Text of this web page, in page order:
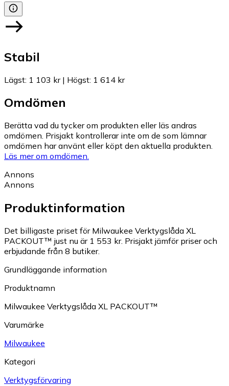
Stabil
Lägst: 1 103 kr| Högst: 1 614 kr
Omdömen
Berätta vad du tycker om produkten eller läs andras
omdömen. Prisjakt kontrollerar inte om de som lämnar
omdömen har använt eller köpt den aktuella produkten.
Läs mer om omdömen.
Annons
Annons
Produktinformation
Det billigaste priset för Milwaukee Verktygslåda XL
PACKOUT™ just nu är 1 553 kr. Prisjakt jämför priser och
erbjudande från 8 butiker.
Grundläggande information
Produktnamn
Milwaukee Verktygslåda XL PACKOUT™
Varumärke
Milwaukee
Kategori
Verktygsförvaring